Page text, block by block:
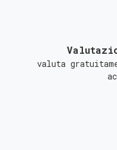
valuta